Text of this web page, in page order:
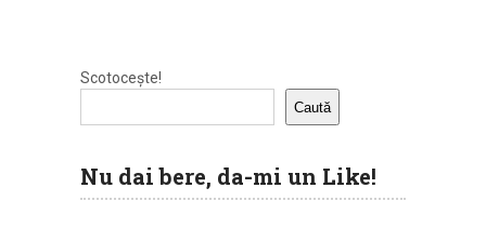
Scotocește!
Caută
Nu dai bere, da-mi un Like!